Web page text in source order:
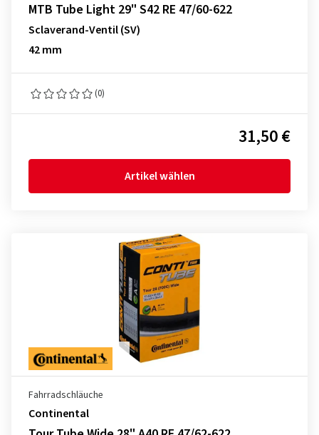
MTB Tube Light 29" S42 RE 47/60-622
Sclaverand-Ventil (SV)
42 mm
(0)
31,50 €
Artikel wählen
Fahrradschläuche
Continental